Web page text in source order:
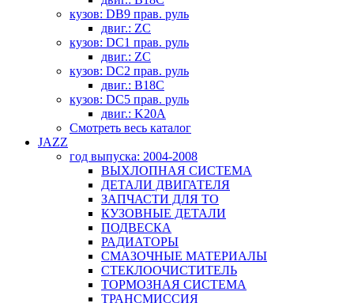
кузов: DB9 прав. руль
двиг.: ZC
кузов: DC1 прав. руль
двиг.: ZC
кузов: DC2 прав. руль
двиг.: B18C
кузов: DC5 прав. руль
двиг.: K20A
Смотреть весь каталог
JAZZ
год выпуска: 2004-2008
ВЫХЛОПНАЯ СИСТЕМА
ДЕТАЛИ ДВИГАТЕЛЯ
ЗАПЧАСТИ ДЛЯ ТО
КУЗОВНЫЕ ДЕТАЛИ
ПОДВЕСКА
РАДИАТОРЫ
СМАЗОЧНЫЕ МАТЕРИАЛЫ
СТЕКЛООЧИСТИТЕЛЬ
ТОРМОЗНАЯ СИСТЕМА
ТРАНСМИССИЯ